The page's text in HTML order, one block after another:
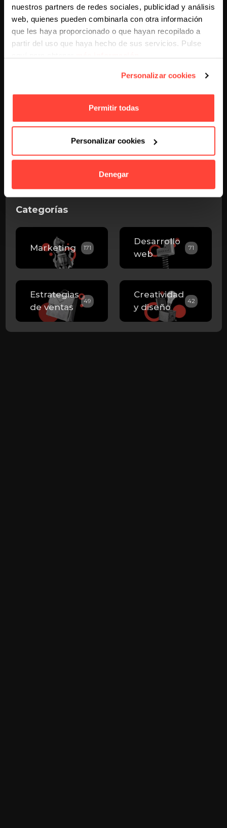
nuestros partners de redes sociales, publicidad y análisis
web, quienes pueden combinarla con otra información
que les haya proporcionado o que hayan recopilado a
partir del uso que haya hecho de sus servicios. Pulse
Personalizar cookies
Permitir todas
Personalizar cookies
Denegar
ESTRATEGIAS DE VENTAS
Implementando una Estrategia de
ABM
cómo puede impulsar tus esfuerzos de ventas, estás en el
lugar correcto.
LAURA GARCÍA HERNANDEZ
3 AÑOS AGO KEEP READING
Categorías
Marketing 171
Desarrollo
web
71
Estrategias
de ventas
49
Creatividad
y diseño
42